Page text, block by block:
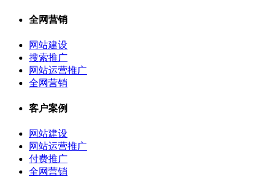
全网营销
网站建设
搜索推广
网站运营推广
全网营销
客户案例
网站建设
网站运营推广
付费推广
全网营销